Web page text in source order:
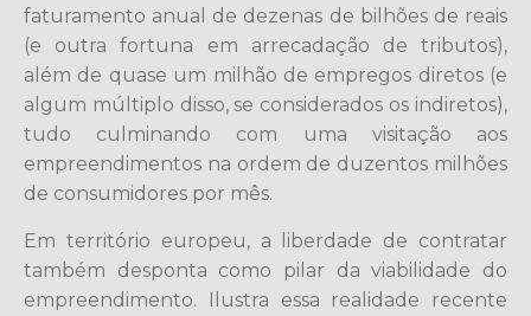
faturamento anual de dezenas de bilhões de reais
(e outra fortuna em arrecadação de tributos),
além de quase um milhão de empregos diretos (e
algum múltiplo disso, se considerados os indiretos),
tudo culminando com uma visitação aos
empreendimentos na ordem de duzentos milhões
de consumidores por mês.
Em território europeu, a liberdade de contratar
também desponta como pilar da viabilidade do
empreendimento. Ilustra essa realidade recente